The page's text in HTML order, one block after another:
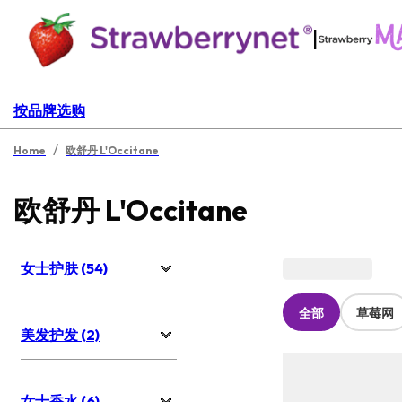
|
按品牌选购
Home / 欧舒丹 L'Occitane
欧舒丹 L'Occitane
女士护肤 (54)
美发护发 (2)
全部 草莓网